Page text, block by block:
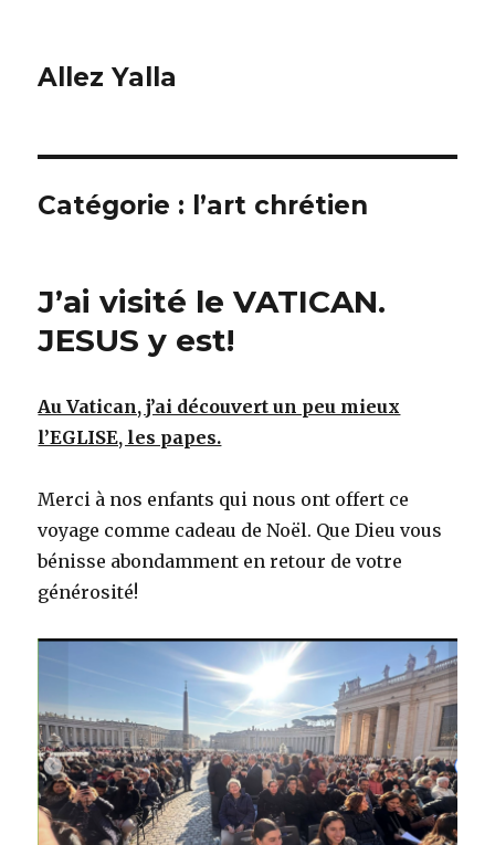
Allez Yalla
Catégorie : l’art chrétien
J’ai visité le VATICAN.
JESUS y est!
Au Vatican, j’ai découvert un peu mieux
l’EGLISE, les papes.
Merci à nos enfants qui nous ont offert ce
voyage comme cadeau de Noël. Que Dieu vous
bénisse abondamment en retour de votre
générosité!